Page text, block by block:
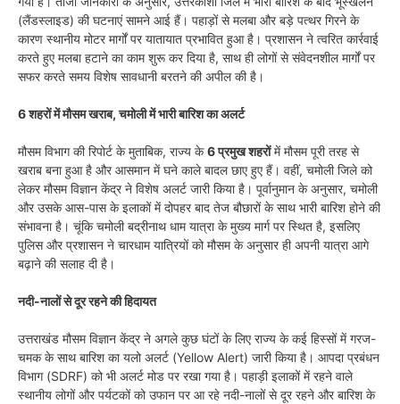
(लैंडस्लाइड) की घटनाएं सामने आई हैं। पहाड़ों से मलबा और बड़े पत्थर गिरने के
कारण स्थानीय मोटर मार्गों पर यातायात प्रभावित हुआ है। प्रशासन ने त्वरित कार्रवाई
करते हुए मलबा हटाने का काम शुरू कर दिया है, साथ ही लोगों से संवेदनशील मार्गों पर
सफर करते समय विशेष सावधानी बरतने की अपील की है।
6 शहरों में मौसम खराब, चमोली में भारी बारिश का अलर्ट
मौसम विभाग की रिपोर्ट के मुताबिक, राज्य के6 प्रमुख शहरोंमें मौसम पूरी तरह से
खराब बना हुआ है और आसमान में घने काले बादल छाए हुए हैं। वहीं, चमोली जिले को
लेकर मौसम विज्ञान केंद्र ने विशेष अलर्ट जारी किया है। पूर्वानुमान के अनुसार, चमोली
और उसके आस-पास के इलाकों में दोपहर बाद तेज बौछारों के साथ भारी बारिश होने की
संभावना है। चूंकि चमोली बद्रीनाथ धाम यात्रा के मुख्य मार्ग पर स्थित है, इसलिए
पुलिस और प्रशासन ने चारधाम यात्रियों को मौसम के अनुसार ही अपनी यात्रा आगे
बढ़ाने की सलाह दी है।
नदी-नालों से दूर रहने की हिदायत
उत्तराखंड मौसम विज्ञान केंद्र ने अगले कुछ घंटों के लिए राज्य के कई हिस्सों में गरज-
चमक के साथ बारिश का यलो अलर्ट (Yellow Alert) जारी किया है। आपदा प्रबंधन
विभाग (SDRF) को भी अलर्ट मोड पर रखा गया है। पहाड़ी इलाकों में रहने वाले
स्थानीय लोगों और पर्यटकों को उफान पर आ रहे नदी-नालों से दूर रहने और बारिश के